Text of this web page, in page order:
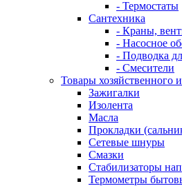
- Термостаты
Сантехника
- Краны,
- Насосное
- Подводка
- Смесители
Товары хозяйственного
Зажигалки
Изолента
Масла
Прокладки
Сетевые шнуры
Смазки
Стабилизаторы
Термометры